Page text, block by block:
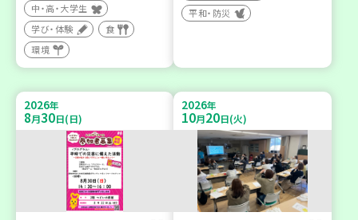
中・高・大学生
学び・体験
食
環境
平和・防災
2026年
8月30日(日)
2026年
10月20日(火)